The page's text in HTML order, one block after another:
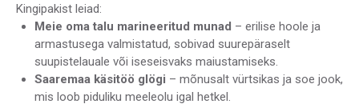
Kingipakist leiad:
Meie oma talu marineeritud munad – erilise hoole ja
armastusega valmistatud, sobivad suurepäraselt
suupistelauale või iseseisvaks maiustamiseks.
Saaremaa käsitöö glögi – mõnusalt vürtsikas ja soe jook,
mis loob piduliku meeleolu igal hetkel.